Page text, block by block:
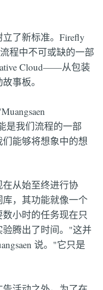
了新标准。Firefly
程中不可或缺的一部
Cloud——从包装
事板。
是我们流程的一部
能够将想象中的想
从始至终进行协
，其功能就像一个
小时的任务现在只
腾出了时间。"这并
说。"它只是